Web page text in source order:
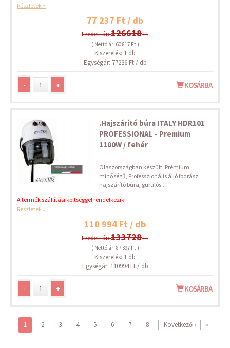
Részletek »
77 237 Ft / db
Eredeti ár:126618Ft
( Nettó ár: 60 817 Ft )
Kiszerelés: 1 db
Egységár: 77236 Ft / db
- + KOSÁRBA
.Hajszárító búra ITALY HDR101
PROFESSIONAL - Premium
1100W / fehér
Olaszországban készült, Prémium
minőségű, Professzionális álló fodrász
hajszárító búra, gurulós...
A termék szállítási költséggel rendelkezik!
Részletek »
110 994 Ft / db
Eredeti ár:133728Ft
( Nettó ár: 87 397 Ft )
Kiszerelés: 1 db
Egységár: 110994 Ft / db
- + KOSÁRBA
1 2 3 4 5 6 7 8 Következő › »